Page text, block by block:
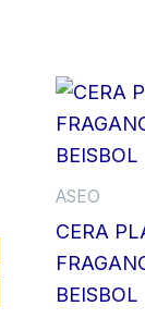
ASEO
CERA
BEISBOL